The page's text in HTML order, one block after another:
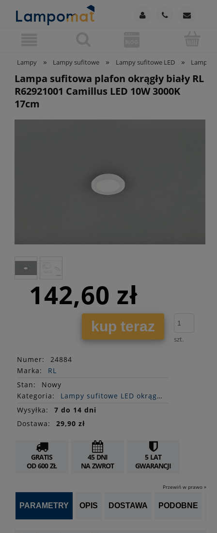
Lampy » Lampy sufitowe » Lampy sufitowe LED » Lampy
Lampa sufitowa plafon okrągły biały RL
R62921001 Camillus LED 10W 3000K
17cm
142,60 zł
kup teraz
szt.
Numer:
24884
Marka:
RL
Stan:
Nowy
Kategoria:
Lampy sufitowe LED okrągłe
Wysyłka:
7 do 14 dni
Dostawa:
29,90 zł
GRATIS
OD 600 ZŁ
45 DNI
NA ZWROT
5 LAT
GWARANCJI
Przewiń w prawo »
PARAMETRY OPIS DOSTAWA PODOBNE